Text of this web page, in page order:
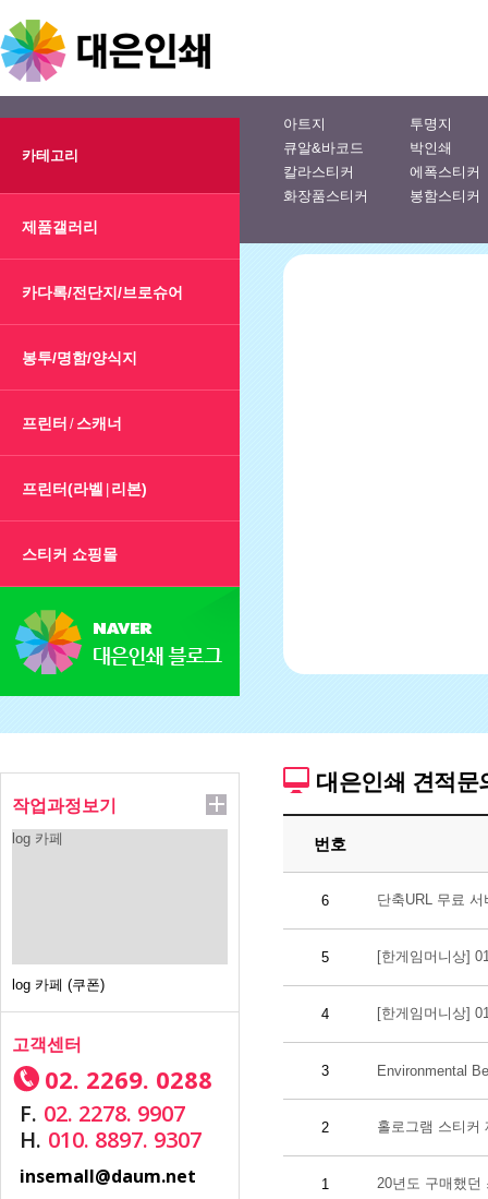
카테고리
제품갤러리
카다록/전단지/브로슈어
봉투/명함/양식지
프린터 / 스캐너
프린터(라벨 리본)
스티커 쇼핑몰
작업과정보기
log 카페
log 카페 (쿠폰)
고객센터
02. 2269. 0288
F. 02. 2278. 9907
H. 010. 8897. 9307
insemall@daum.net
아트지
투명지
큐알&바코드
박인쇄
칼라스티커
에폭스티커
화장품스티커
봉함스티커
대은인쇄 견적문
번호
6 단축URL 무료
5 [한게임머니상]
4 [한게임머니상]
3 Environmental
2 홀로그램 스티커
1 20년도 구매했